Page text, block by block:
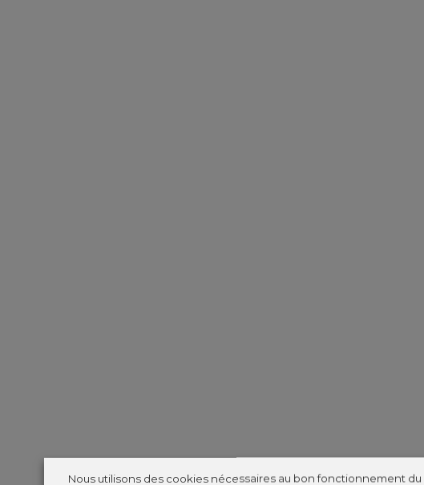
Nous utilisons des cookies nécessaires au bon fonctionnement du